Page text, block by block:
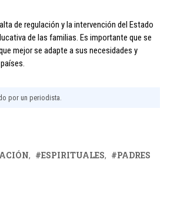
de regulación y la intervención del Estado
de las familias. Es importante que se
mejor se adapte a sus necesidades y
por un periodista.
ESPIRITUALES PADRES